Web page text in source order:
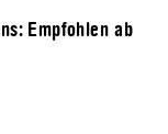
Empfohlen ab